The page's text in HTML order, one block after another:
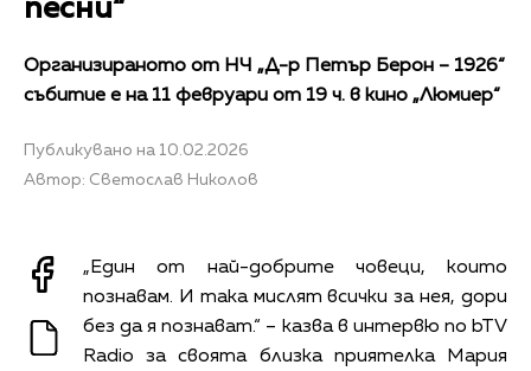
песни“
Организираното от НЧ „Д-р Петър Берон – 1926“
събитие е на 11 февруари от 19 ч. в кино „Люмиер“
Публикувано на 10.02.2026
Автор: Светослав Николов
„Един от най-добрите човеци, които
познавам. И така мислят всички за нея, дори
без да я познават.“ – казва в интервю по bTV
Radio за своята близка приятелка Мария